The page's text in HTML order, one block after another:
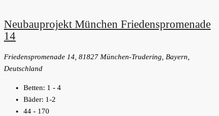
Neubauprojekt München Friedenspromenade
14
Friedenspromenade 14, 81827 München-Trudering, Bayern,
Deutschland
Betten: 1 - 4
Bäder: 1-2
44 - 170